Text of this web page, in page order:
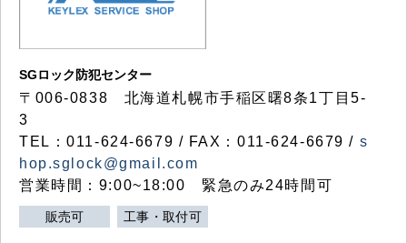
SGロック防犯センター
〒006-0838 北海道札幌市手稲区曙8条1丁目5-
3
TEL：011-624-6679 / FAX：011-624-6679 / s
hop.sglock@gmail.com
営業時間：9:00~18:00 緊急のみ24時間可
販売可 工事・取付可